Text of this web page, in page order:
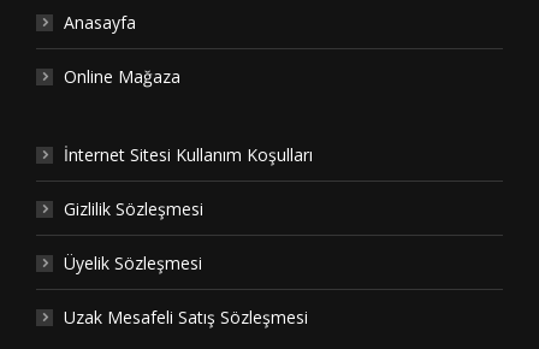
Anasayfa
Online Mağaza
İnternet Sitesi Kullanım Koşulları
Gizlilik Sözleşmesi
Üyelik Sözleşmesi
Uzak Mesafeli Satış Sözleşmesi